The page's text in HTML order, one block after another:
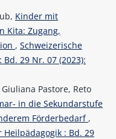
Kinder mit
Kita: Zugang,
, Schweizerische
29 Nr. 07 (2023):
Pastore, Reto
in die Sekundarstufe
Förderbedarf ,
: Bd. 29